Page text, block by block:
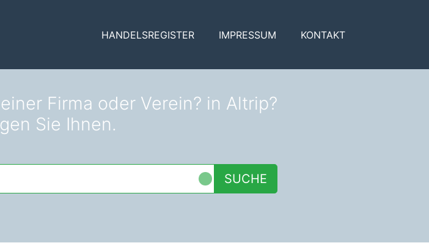
HANDELSREGISTER IMPRESSUM KONTAKT
Firma oder Verein? in Altrip?
Sie Ihnen.
SUCHE